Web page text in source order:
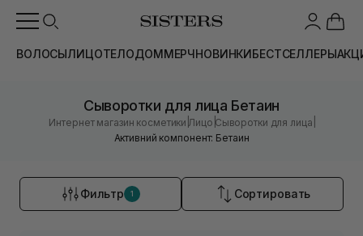
ВОЛОСЫЛИЦОТЕЛОДОММЕРЧНОВИНКИБЕСТСЕЛЛЕРЫ
Сыворотки для лица Бетаин
Интернет магазин косметики |Лицо |Сыворотки для лица
Активний компонент: Бетаин
Фильтр 1 Сортировать